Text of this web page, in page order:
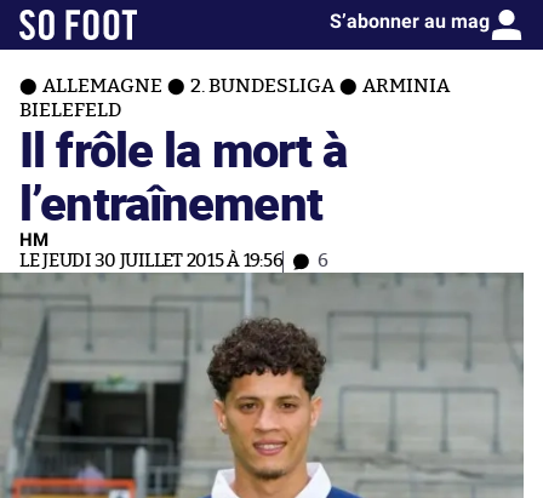
S’abonner au mag
ALLEMAGNE 2. BUNDESLIGA
ARMINIA
BIELEFELD
Il frôle la mort à
l’entraînement
HM
LE JEUDI 30 JUILLET 2015 À 19:56 6